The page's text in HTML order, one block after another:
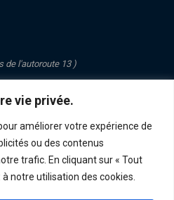
vie privée.
améliorer votre expérience de
ou des contenus
trafic. En cliquant sur « Tout
notre utilisation des cookies.
de l'autoroute 13 )